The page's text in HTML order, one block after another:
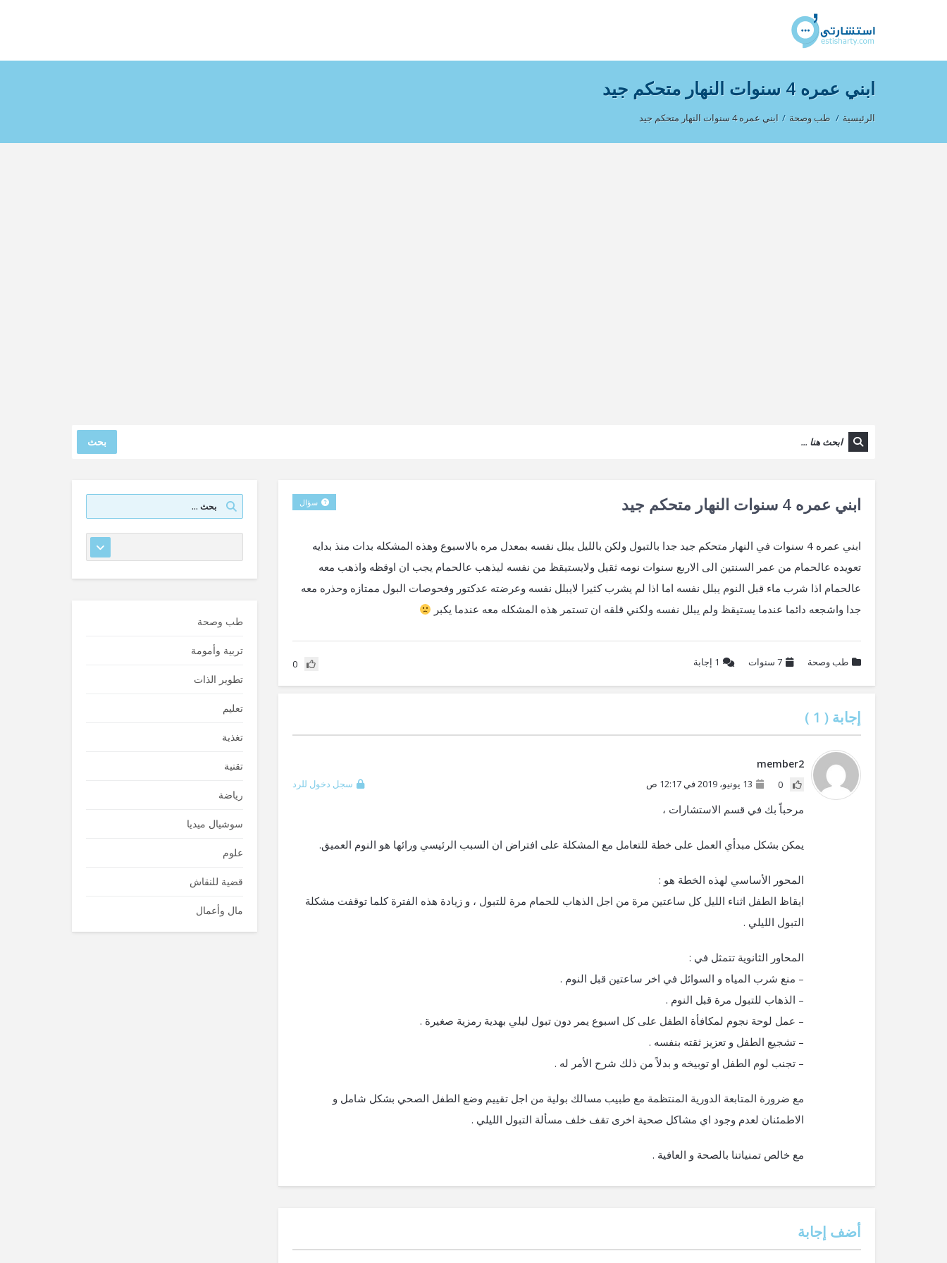
ابني عمره 4 سنوات النهار متحكم جيد
الرئيسية / طب وصحة / ابني عمره 4 سنوات النهار متحكم جيد
بحث
ابني عمره 4 سنوات النهار متحكم جيد سؤال
ابني عمره 4 سنوات في النهار متحكم جيد جدا بالتبول ولكن بالليل يبلل نفسه بمعدل مره بالاسبوع وهذه المشكله بدات منذ بدايه
تعويده عالحمام من عمر السنتين الى الاربع سنوات نومه ثقيل ولايستيقظ من نفسه ليذهب عالحمام يجب ان اوقظه واذهب معه
عالحمام اذا شرب ماء قبل النوم يبلل نفسه اما اذا لم يشرب كثيرا لايبلل نفسه وعرضته عدكتور وفحوصات البول ممتازه وحذره معه
جدا واشجعه دائما عندما يستيقظ ولم يبلل نفسه ولكني قلقه ان تستمر هذه المشكله معه عندما يكبر
طب وصحة 7 سنوات 1 إجابة 0
إجابة ( 1
)
member2
0 13 يونيو، 2019 في 12:17 ص سجل دخول للرد
مرحباً بك في قسم الاستشارات ،
يمكن بشكل مبدأي العمل على خطة للتعامل مع المشكلة على افتراض ان السبب الرئيسي ورائها هو النوم العميق.
المحور الأساسي لهذه الخطة هو :
ايقاظ الطفل اثناء الليل كل ساعتين مرة من اجل الذهاب للحمام مرة للتبول ، و زيادة هذه الفترة كلما توقفت مشكلة
التبول الليلي .
المحاور الثانوية تتمثل في :
– منع شرب المياه و السوائل في اخر ساعتين قبل النوم .
– الذهاب للتبول مرة قبل النوم .
– عمل لوحة نجوم لمكافأة الطفل على كل اسبوع يمر دون تبول ليلي بهدية رمزية صغيرة .
– تشجيع الطفل و تعزيز ثقته بنفسه .
– تجنب لوم الطفل او توبيخه و بدلاً من ذلك شرح الأمر له .
مع ضرورة المتابعة الدورية المنتظمة مع طبيب مسالك بولية من اجل تقييم وضع الطفل الصحي بشكل شامل و
الاطمئنان لعدم وجود اي مشاكل صحية اخرى تقف خلف مسألة التبول الليلي .
مع خالص تمنياتنا بالصحة و العافية .
‫أضف إجابة
طب وصحة
تربية وأمومة
تطوير الذات
تعليم
تغذية
تقنية
رياضة
سوشيال ميديا
علوم
قضية للنقاش
مال وأعمال